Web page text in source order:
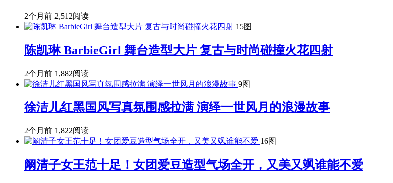
2个月前 2,512阅读
15图
陈凯琳 BarbieGirl 舞台造型大片 复古与时尚碰撞火花四射
2个月前 1,882阅读
9图
徐洁儿红黑国风写真氛围感拉满 演绎一世风月的浪漫故事
2个月前 1,822阅读
16图
阚清子女王范十足！女团爱豆造型气场全开，又美又飒谁能不爱